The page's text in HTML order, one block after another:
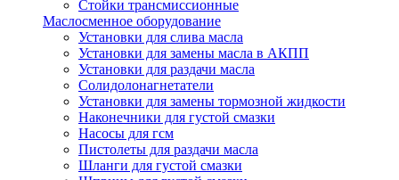
Стойки трансмиссионные
Маслосменное оборудование
Установки для слива масла
Установки для замены масла в АКПП
Установки для раздачи масла
Солидолонагнетатели
Установки для замены тормозной жидкости
Наконечники для густой смазки
Насосы для гсм
Пистолеты для раздачи масла
Шланги для густой смазки